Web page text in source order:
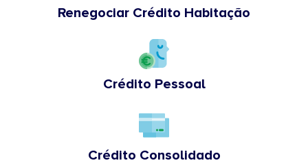
Renegociar Crédito Habitação
Crédito Pessoal
Crédito Consolidado